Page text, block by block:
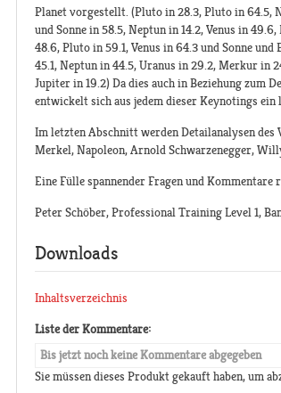
Planet vorgestellt. (Pluto in 28.3, Pluto in 64.5,
und Sonne in 58.5, Neptun in 14.2, Venus in
48.6, Pluto in 59.1, Venus in 64.3 und Sonne
45.1, Neptun in 44.5, Uranus in 29.2, Merkur in
Jupiter in 19.2) Da dies auch in Beziehung zum
entwickelt sich aus jedem dieser Keynotings ein
Im letzten Abschnitt werden Detailanalysen
Merkel, Napoleon, Arnold Schwarzenegger,
Eine Fülle spannender Fragen und Kommentare
Peter Schöber, Professional Training Level 1,
Downloads
Inhaltsverzeichnis
Liste der Kommentare:
Bis jetzt noch keine Kommentare abgegeben
Sie müssen dieses Produkt gekauft haben, um